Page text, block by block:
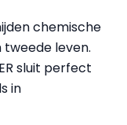
chemische
leven.
sluit perfect
in